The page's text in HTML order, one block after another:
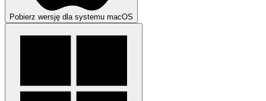
Pobierz wersję dla systemu macOS